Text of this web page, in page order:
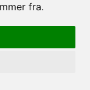
fra.